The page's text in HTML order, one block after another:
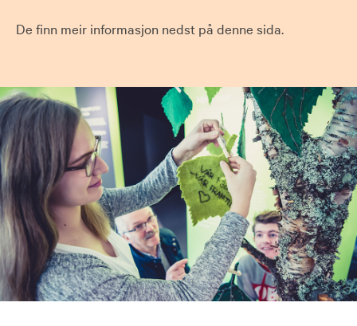
De finn meir informasjon nedst på denne sida.